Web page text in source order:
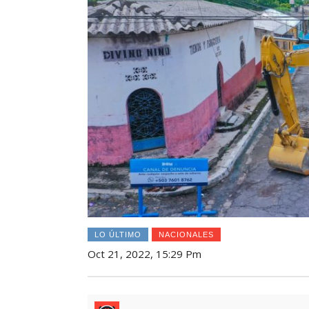
LO ÚLTIMO NACIONALES
Oct 21, 2022, 15:29 Pm